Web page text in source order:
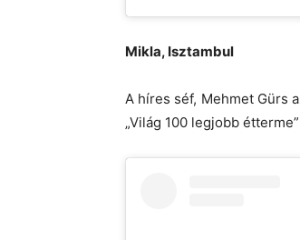
Mikla, Isztambul
A híres séf, Mehmet Gürs
„Világ 100 legjobb